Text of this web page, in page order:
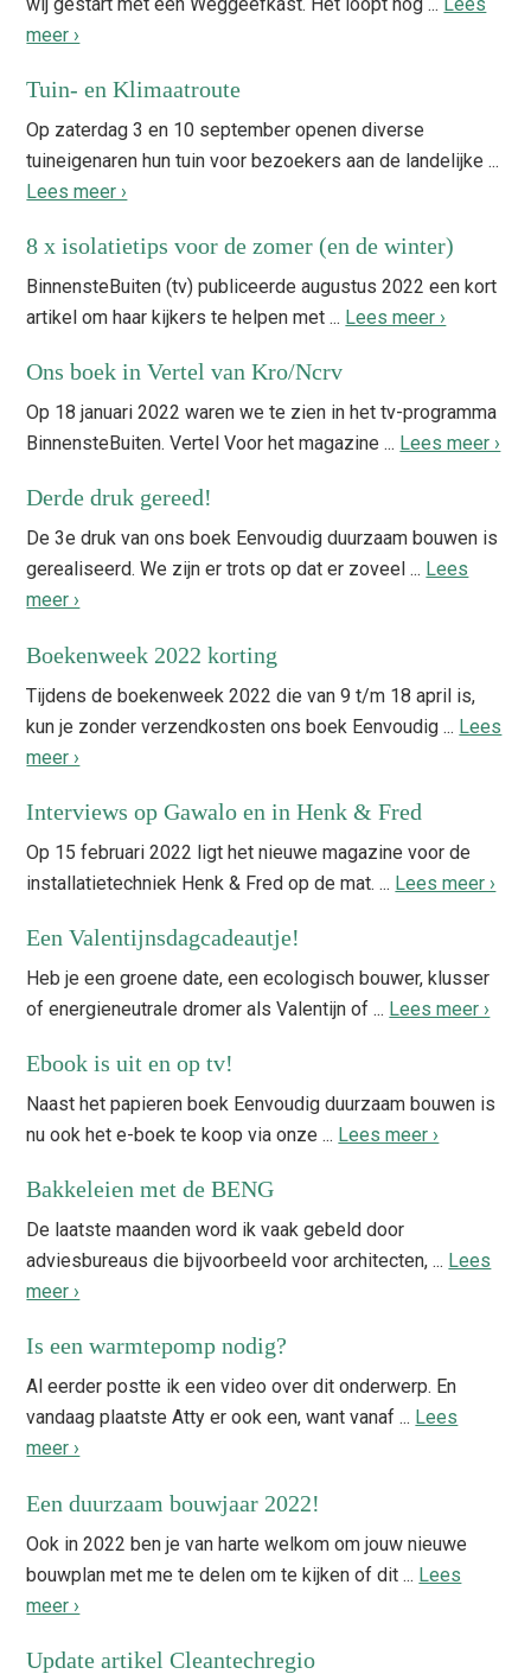
meer ›
Tuin- en Klimaatroute
Op zaterdag 3 en 10 september openen diverse
tuineigenaren hun tuin voor bezoekers aan de landelijke ...
Lees meer ›
8 x isolatietips voor de zomer (en de winter)
BinnensteBuiten (tv) publiceerde augustus 2022 een kort
artikel om haar kijkers te helpen met ... Lees meer ›
Ons boek in Vertel van Kro/Ncrv
Op 18 januari 2022 waren we te zien in het tv-programma
BinnensteBuiten. Vertel Voor het magazine ... Lees meer ›
Derde druk gereed!
De 3e druk van ons boek Eenvoudig duurzaam bouwen is
gerealiseerd. We zijn er trots op dat er zoveel ... Lees
meer ›
Boekenweek 2022 korting
Tijdens de boekenweek 2022 die van 9 t/m 18 april is,
kun je zonder verzendkosten ons boek Eenvoudig ... Lees
meer ›
Interviews op Gawalo en in Henk & Fred
Op 15 februari 2022 ligt het nieuwe magazine voor de
installatietechniek Henk & Fred op de mat. ... Lees meer ›
Een Valentijnsdagcadeautje!
Heb je een groene date, een ecologisch bouwer, klusser
of energieneutrale dromer als Valentijn of ... Lees meer ›
Ebook is uit en op tv!
Naast het papieren boek Eenvoudig duurzaam bouwen is
nu ook het e-boek te koop via onze ... Lees meer ›
Bakkeleien met de BENG
De laatste maanden word ik vaak gebeld door
adviesbureaus die bijvoorbeeld voor architecten, ... Lees
meer ›
Is een warmtepomp nodig?
Al eerder postte ik een video over dit onderwerp. En
vandaag plaatste Atty er ook een, want vanaf ... Lees
meer ›
Een duurzaam bouwjaar 2022!
Ook in 2022 ben je van harte welkom om jouw nieuwe
bouwplan met me te delen om te kijken of dit ... Lees
meer ›
Update artikel Cleantechregio